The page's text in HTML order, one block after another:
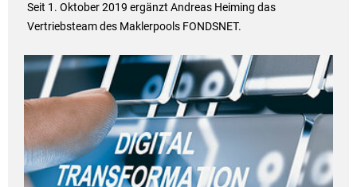
Seit 1. Oktober 2019 ergänzt Andreas Heiming das
Vertriebsteam des Maklerpools FONDSNET.